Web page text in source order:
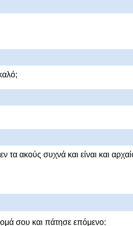
ακούς συχνά και είναι και
σου και πάτησε επόμενο: